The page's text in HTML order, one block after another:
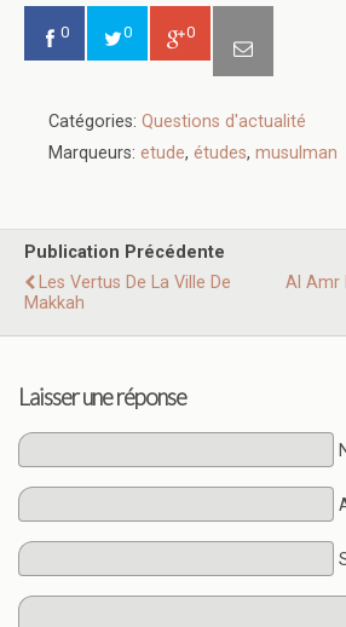
0 0 0
Catégories: Questions d'actualité
Marqueurs: etude, études, musulman
Publication Précédente
Les Vertus De La Ville De
Makkah
Al Amr
Laisser une réponse